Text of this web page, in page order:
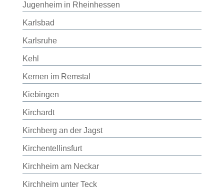
Jugenheim in Rheinhessen
Karlsbad
Karlsruhe
Kehl
Kernen im Remstal
Kiebingen
Kirchardt
Kirchberg an der Jagst
Kirchentellinsfurt
Kirchheim am Neckar
Kirchheim unter Teck